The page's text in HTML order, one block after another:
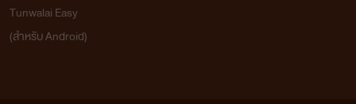
Tunwalai Easy
(สำหรับ Android)